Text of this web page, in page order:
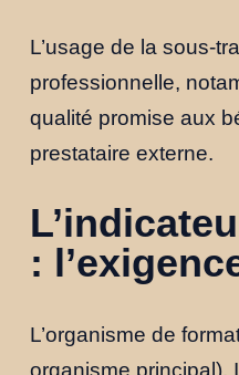
L’usage de la sous-
professionnelle,
qualité promise aux
prestataire externe.
:
L’organisme de
organisme principal).